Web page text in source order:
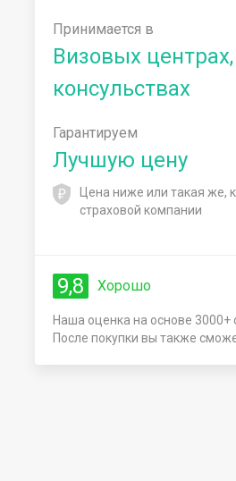
Принимается в
Визовых центрах,
консульствах
Гарантируем
Лучшую цену
Цена ниже или такая же,
страховой компании
9,8 Хорошо
Наша оценка на основе 3000+
После покупки вы также